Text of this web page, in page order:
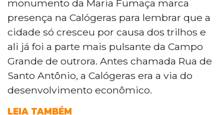
O Hotel Gaspar, com 84 apartamentos e
60 anos de história, teve seu valor
reduzido de R$ 7,9 milhões para R$ 6,8
milhões, sem encontrar compradores. A
região, que já foi centro do
desenvolvimento econômico da cidade,
soma aproximadamente 70
estabelecimentos fechados. Especialistas
apontam que a revitalização depende de
monumento da Maria Fumaça marca
presença na Calógeras para lembrar que a
cidade só cresceu por causa dos trilhos e
ali já foi a parte mais pulsante da Campo
Grande de outrora. Antes chamada Rua de
Santo Antônio, a Calógeras era a via do
desenvolvimento econômico.
LEIA TAMBÉM